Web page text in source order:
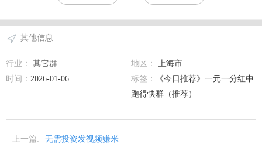
其他信息
行业： 其它群 地区：
上海市
时间： 2026-01-06 标签：
《今日推荐》一元一分红中
跑得快群（推荐）
上一篇: 无需投资发视频赚米